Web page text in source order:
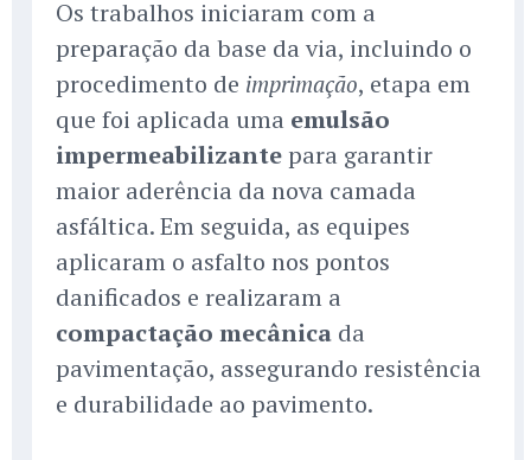
Os trabalhos iniciaram com a
preparação da base da via, incluindo o
procedimento de imprimação, etapa em
que foi aplicada uma emulsão
impermeabilizante para garantir
maior aderência da nova camada
asfáltica. Em seguida, as equipes
aplicaram o asfalto nos pontos
danificados e realizaram a
compactação mecânica da
pavimentação, assegurando resistência
e durabilidade ao pavimento.